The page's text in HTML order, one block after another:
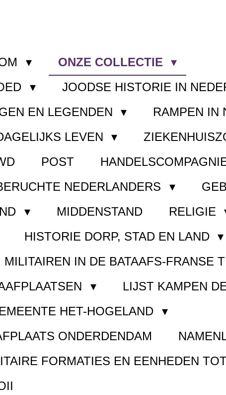
ONZE COLLECTIE
JOODSE HISTORIE IN
EN LEGENDEN
RAMPEN IN
LEVEN
POST
NEDERLANDERS
MIDDENSTAND RELIGIE
HISTORIE DORP, STAD EN LAND
MILITAIREN IN DE BATAAFS-FRANSE
LIJST KAMPEN
HET-HOGELAND
ONDERDENDAM
FORMATIES EN EENHEDEN